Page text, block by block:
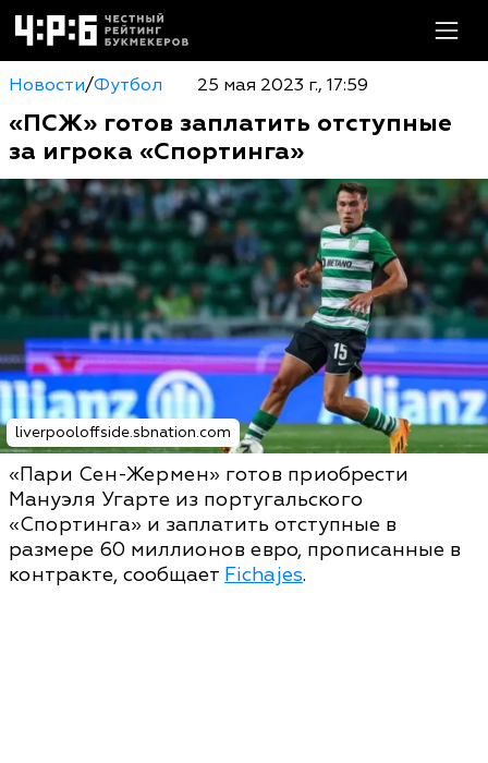
Новости/Футбол 25 мая 2023 г., 17:59
«ПСЖ» готов заплатить отступные
за игрока «Спортинга»
liverpooloffside.sbnation.com
«Пари Сен-Жермен» готов приобрести
Мануэля Угарте из португальского
«Спортинга» и заплатить отступные в
размере 60 миллионов евро, прописанные в
контракте, сообщает Fichajes.